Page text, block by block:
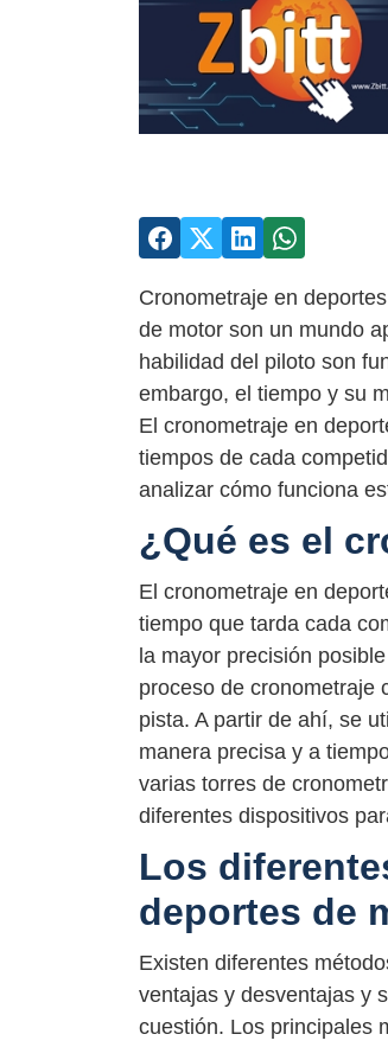
Cronometraje en
de motor son un mundo
habilidad del piloto son
embargo, el tiempo y su
El cronometraje en
tiempos de cada
analizar cómo funciona
¿Qué es el
El cronometraje en
tiempo que tarda cada
la mayor precisión
proceso de cronometraje
pista. A partir de ahí, se
manera precisa y a
varias torres de
diferentes dispositivos
Los
deportes de
Existen diferentes
ventajas y desventajas y
cuestión. Los principales